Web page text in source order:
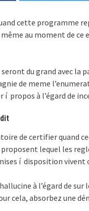
cette programme
au moment de
du grand avec la
de meme
í propos à l’égard de
de certifier quand
proposent lequel les
í disposition
à l’égard de
cela, absorbez une